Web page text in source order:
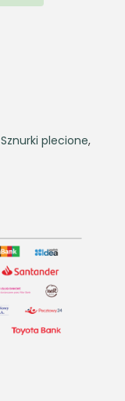
Sznurki plecione,